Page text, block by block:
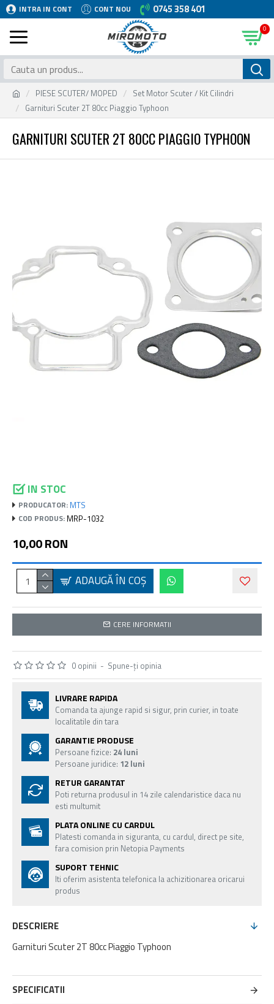
INTRA IN CONT CONT NOU 0745 358 401
0
PIESE SCUTER/ MOPED
Set Motor Scuter / Kit Cilindri
Garnituri Scuter 2T 80cc Piaggio Typhoon
GARNITURI SCUTER 2T 80CC PIAGGIO TYPHOON
IN STOC
PRODUCATOR: MTS
COD PRODUS: MRP-1032
0 opinii - Spune-ţi opinia
10,00 RON
ADAUGĂ ÎN COŞ
CERE INFORMATII
LIVRARE RAPIDA
Comanda ta ajunge rapid si sigur, prin curier, in toate
localitatile din tara
GARANTIE PRODUSE
Persoane fizice: 24 luni
Persoane juridice: 12 luni
RETUR GARANTAT
Poti returna produsul in 14 zile calendaristice daca nu
esti multumit
PLATA ONLINE CU CARDUL
Platesti comanda in siguranta, cu cardul, direct pe site,
fara comision prin Netopia Payments
SUPORT TEHNIC
Iti oferim asistenta telefonica la achizitionarea oricarui
produs
DESCRIERE
Garnituri Scuter 2T 80cc Piaggio Typhoon
SPECIFICATII